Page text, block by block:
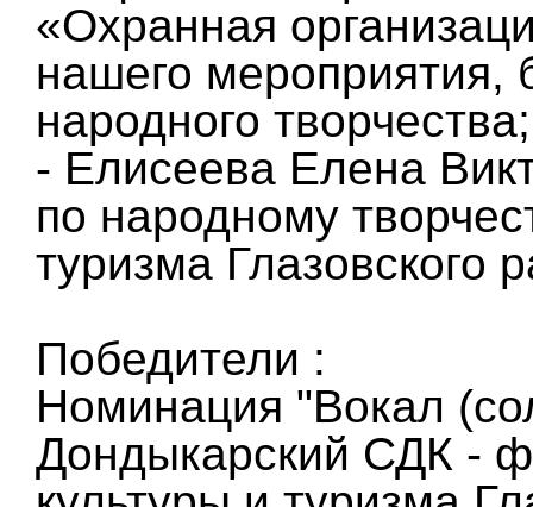
«Охранная
нашего мероприятия,
народного
- Елисеева Елена
по народному
туризма Глазовского
Победители :
Номинация "Вокал
Дондыкарский СДК -